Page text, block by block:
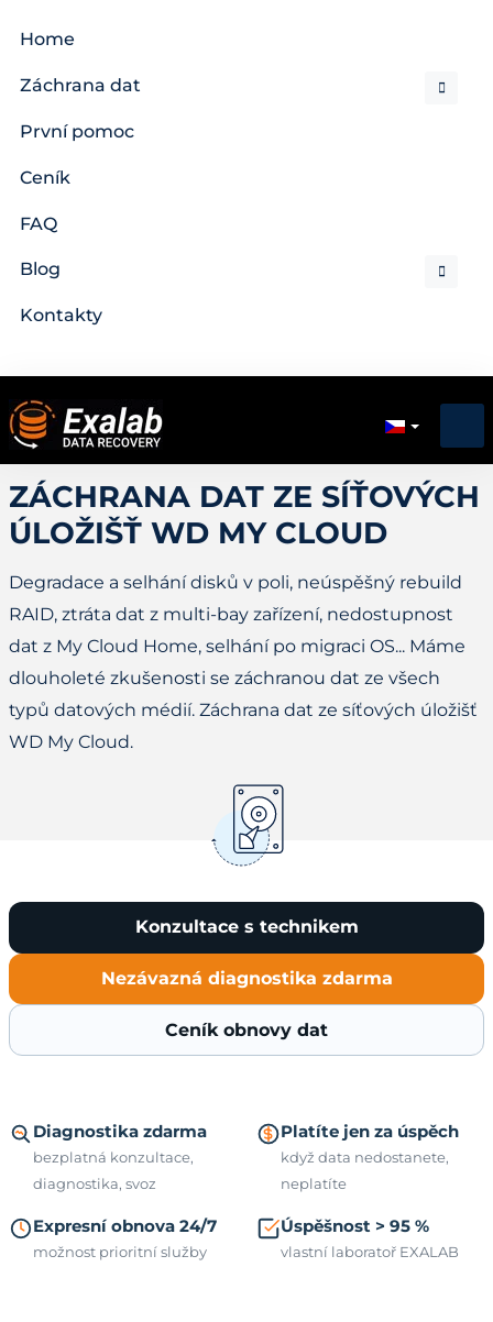
Home
Záchrana dat
První pomoc
Ceník
FAQ
Blog
Kontakty
ZÁCHRANA DAT ZE SÍŤOVÝCH
ÚLOŽIŠŤ WD MY CLOUD
Degradace a selhání disků v poli, neúspěšný rebuild
RAID, ztráta dat z multi-bay zařízení, nedostupnost
dat z My Cloud Home, selhání po migraci OS... Máme
dlouholeté zkušenosti se záchranou dat ze všech
typů datových médií. Záchrana dat ze síťových úložišť
WD My Cloud.
Konzultace s technikem
Nezávazná diagnostika zdarma
Ceník obnovy dat
Diagnostika zdarma
bezplatná konzultace,
diagnostika, svoz
Platíte jen za úspěch
když data nedostanete,
neplatíte
Expresní obnova 24/7
možnost prioritní služby
Úspěšnost > 95 %
vlastní laboratoř EXALAB